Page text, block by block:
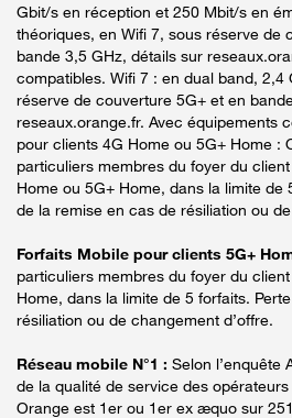
Gbit/s en réception et 250 Mbit/s en
théoriques, en Wifi 7, sous réserve de
bande 3,5 GHz, détails sur
compatibles. Wifi 7 : en dual band, 2,4
réserve de couverture 5G+ et en
reseaux.orange.fr. Avec équipements
pour clients 4G Home ou 5G+ Home :
particuliers membres du foyer du
Home ou 5G+ Home, dans la limite de
de la remise en cas de résiliation ou
Forfaits Mobile pour clients 5G+
particuliers membres du foyer du
Home, dans la limite de 5 forfaits.
résiliation ou de changement d’offre.
Réseau mobile N°1 : Selon l’enquête
de la qualité de service des
Orange est 1er ou 1er ex æquo sur